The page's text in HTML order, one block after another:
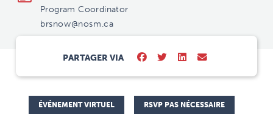
Program Coordinator
brsnow@nosm.ca
PARTAGER VIA
ÉVÉNEMENT VIRTUEL RSVP PAS NÉCESSAIRE